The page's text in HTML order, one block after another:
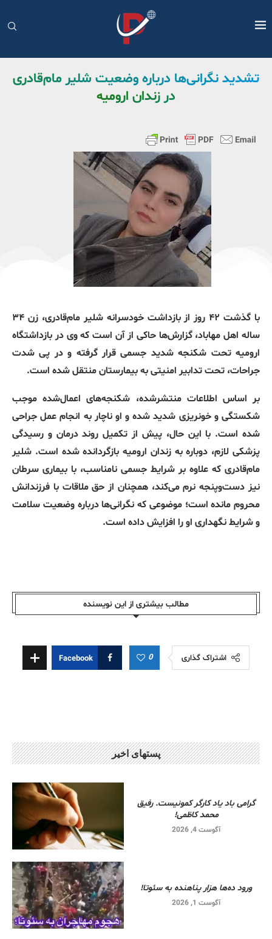
تشدید نگرانی‌ها درباره وضعیت شلیر مام‌قادری
در زندان ارومیه
با گذشت ۴۲ روز از بازداشت خودسرانه شلیر مام‌قادری، زن ۳۴
ساله اهل مهاباد، گزارش‌ها حاکی از آن است که وی در بازداشتگاه
ارومیه تحت شکنجه شدید جسمی قرار گرفته و در پی شدت
جراحات، تحت تدابیر امنیتی به بیمارستان منتقل شده است.
بر اساس اطلاعات منتشرشده، شکنجه‌های اعمال‌شده موجب
شکستگی و خونریزی شدید شده و او ناچار به انجام عمل جراحی
شده است. با این حال، پیش از تکمیل روند درمان و رسیدگی
پزشکی لازم، دوباره به زندان ارومیه بازگردانده شده است. شلیر
مام‌قادری که علاوه بر شرایط جسمی نامناسب، با بیماری سرطان
نیز دست‌وپنجه نرم می‌کند، همچنان از حق ملاقات با فرزندانش
محروم مانده است؛ موضوعی که نگرانی‌ها درباره وضعیت سلامت
و شرایط نگهداری او را افزایش داده است.
مطالب بیشتری از این نویسندە
اشتراک گذاری 0
Facebook
پستهای اخیر
گرامی باد یاد کارگر کمونیست. رفیق
محمد کاظمی!
آگوست 4, 2026
ورود ده‌ها هزار پناهنده به سئوتا!
آگوست 1, 2026